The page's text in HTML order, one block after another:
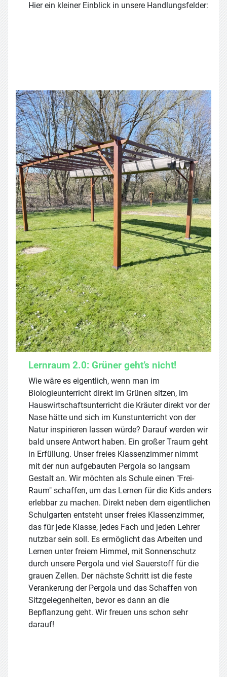
Hier ein kleiner Einblick in unsere Handlungsfelder:
Lernraum 2.0: Grüner geht’s nicht!
Wie wäre es eigentlich, wenn man im
Biologieunterricht direkt im Grünen sitzen, im
Hauswirtschaftsunterricht die Kräuter direkt vor der
Nase hätte und sich im Kunstunterricht von der
Natur inspirieren lassen würde? Darauf werden wir
bald unsere Antwort haben. Ein großer Traum geht
in Erfüllung. Unser freies Klassenzimmer nimmt
mit der nun aufgebauten Pergola so langsam
Gestalt an. Wir möchten als Schule einen "Frei-
Raum" schaffen, um das Lernen für die Kids anders
erlebbar zu machen. Direkt neben dem eigentlichen
Schulgarten entsteht unser freies Klassenzimmer,
das für jede Klasse, jedes Fach und jeden Lehrer
nutzbar sein soll. Es ermöglicht das Arbeiten und
Lernen unter freiem Himmel, mit Sonnenschutz
durch unsere Pergola und viel Sauerstoff für die
grauen Zellen. Der nächste Schritt ist die feste
Verankerung der Pergola und das Schaffen von
Sitzgelegenheiten, bevor es dann an die
Bepflanzung geht. Wir freuen uns schon sehr
darauf!